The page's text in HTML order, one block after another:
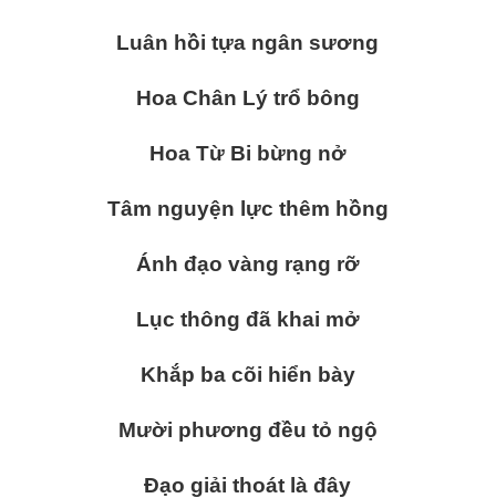
Luân hồi tựa ngân sương
Hoa Chân Lý trổ bông
Hoa Từ Bi bừng nở
Tâm nguyện lực thêm hồng
Ánh đạo vàng rạng rỡ
Lục thông đã khai mở
Khắp ba cõi hiển bày
Mười phương đều tỏ ngộ
Đạo giải thoát là đây